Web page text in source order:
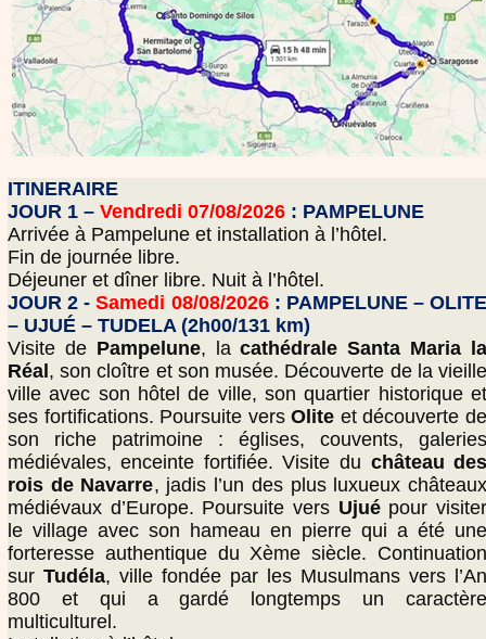
ITINERAIRE
JOUR 1 –Vendredi 07/08/2026 : PAMPELUNE
Arrivée à Pampelune et installation à l’hôtel.
Fin de journée libre.
Déjeuner et dîner libre. Nuit à l’hôtel.
JOUR 2 -Samedi 08/08/2026: PAMPELUNE –
– UJUÉ – TUDELA (2h00/131 km)
Visite de Pampelune, lacathédrale Santa Maria la
Réal , son cloître et son musée. Découverte de la vieille
ville avec son hôtel de ville, son quartier historique et
ses fortifications. Poursuite versOlite et découverte
son riche patrimoine : églises, couvents, galeries
médiévales, enceinte fortifiée. Visite du château
rois de Navarre, jadis l’un des plus luxueux
médiévaux d’Europe. Poursuite vers Ujué pour
le village avec son hameau en pierre qui a été une
forteresse authentique du Xème siècle. Continuation
sur Tudéla, ville fondée par les Musulmans vers
800 et qui a gardé longtemps un caractère
multiculturel.